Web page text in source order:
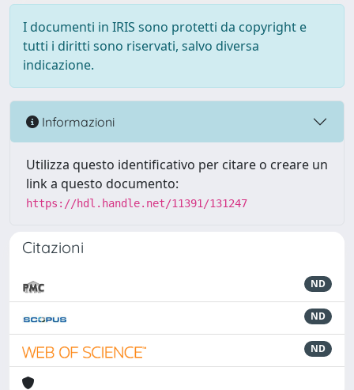
I documenti in IRIS sono protetti da copyright e
tutti i diritti sono riservati, salvo diversa
indicazione.
Informazioni
Utilizza questo identificativo per citare o creare un
link a questo documento:
https://hdl.handle.net/11391/131247
Citazioni
ND
ND
ND